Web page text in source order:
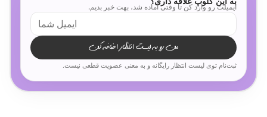
ایمیلت رو وارد کن تا وقتی آماده شد، بهت خبر بدیم.
من رو به لیست انتظار اضافه کن
ثبت‌نام توی لیست انتظار رایگانه و به معنی عضویت قطعی نیست.